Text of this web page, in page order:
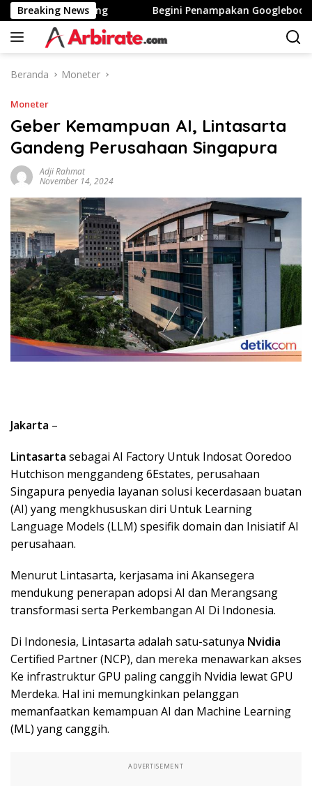
Langsung
ke
konten
Breaking News
Stunting Begini Penampakan Googlebook
Beranda Moneter
Moneter
Geber Kemampuan AI, Lintasarta
Gandeng Perusahaan Singapura
Adji Rahmat
November 14, 2024
Jakarta –
Lintasarta sebagai AI Factory Untuk Indosat Ooredoo
Hutchison menggandeng 6Estates, perusahaan
Singapura penyedia layanan solusi kecerdasaan buatan
(AI) yang mengkhususkan diri Untuk Learning
Language Models (LLM) spesifik domain dan Inisiatif AI
perusahaan.
Menurut Lintasarta, kerjasama ini Akansegera
mendukung penerapan adopsi AI dan Merangsang
transformasi serta Perkembangan AI Di Indonesia.
Di Indonesia, Lintasarta adalah satu-satunya Nvidia
Certified Partner (NCP), dan mereka menawarkan akses
Ke infrastruktur GPU paling canggih Nvidia lewat GPU
Merdeka. Hal ini memungkinkan pelanggan
memanfaatkan kemampuan AI dan Machine Learning
(ML) yang canggih.
ADVERTISEMENT